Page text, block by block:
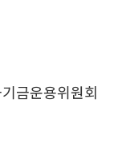
금운용위원회